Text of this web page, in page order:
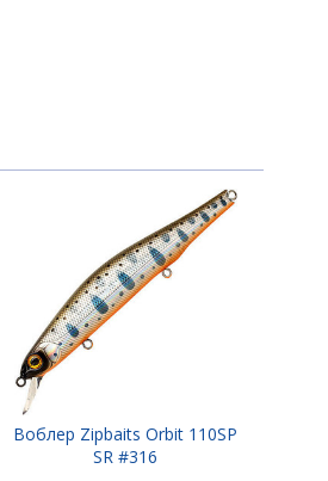
Воблер Zipbaits Orbit 110SP
SR #316